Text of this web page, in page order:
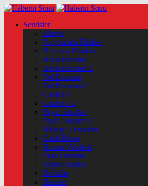
Servisler
Künye
Vizyondaki Filmler
Haftanin Filmleri
Hava Durumu
Hava Durumu 2
Yol Durumu
Yol Durumu 2
Canlı Tv
Canlı Tv 2
Yayın Akışları
Yayın Akışları 2
Nöbetçi Eczaneler
Canlı Borsa
Namaz Vakitleri
Puan Durumu
Kripto Paralar
Dövizler
Hisseler